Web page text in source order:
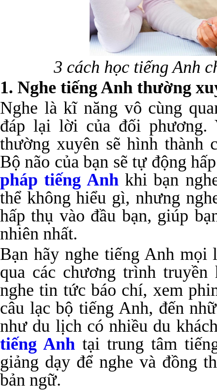
3 cách học tiếng Anh
1. Nghe tiếng Anh thường
Nghe là kĩ năng vô cùng
đáp lại lời của đối
thường xuyên sẽ hình thành
Bộ não của bạn sẽ tự động
pháp tiếng Anhkhi bạn
thể không hiểu gì, nhưng
hấp thụ vào đầu bạn, giúp
nhiên nhất.
Bạn hãy nghe tiếng Anh
qua các chương trình truyền
nghe tin tức báo chí, xem
câu lạc bộ tiếng Anh, đến
như du lịch có nhiều du
tiếng Anh tại trung tâm
giảng dạy để nghe và đồng
bản ngữ.